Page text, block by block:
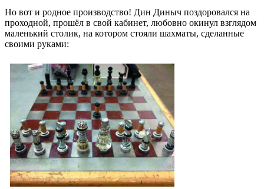
​​​​​​​Но вот и родное производство! Дин Диныч поздоровался на
проходной, прошёл в свой кабинет, любовно окинул взглядом
маленький столик, на котором стояли шахматы, сделанные
своими руками: